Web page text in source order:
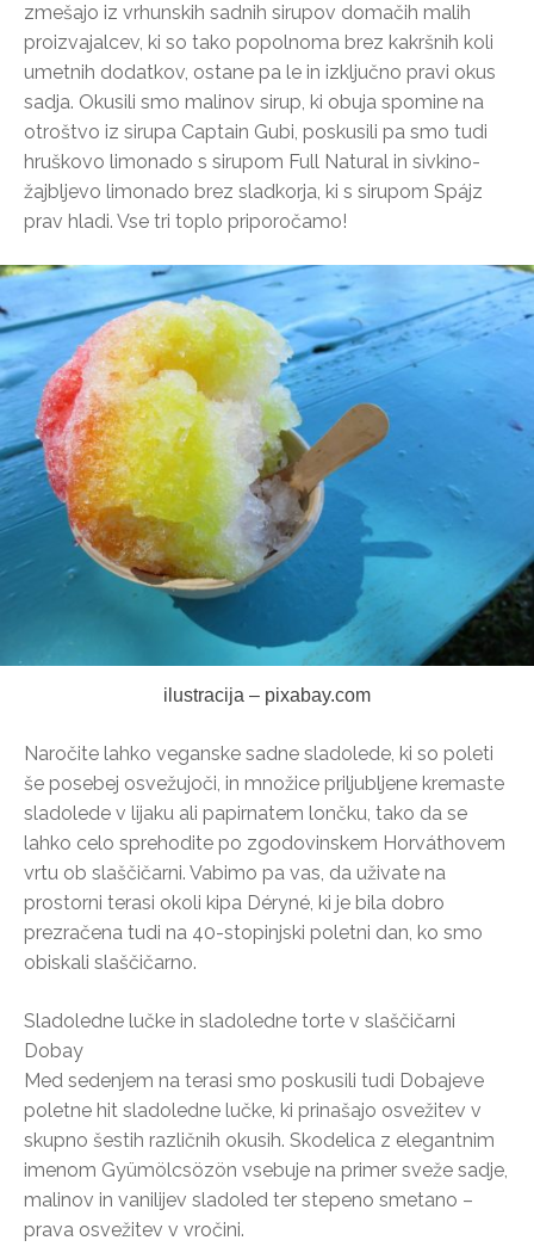
zmešajo iz vrhunskih sadnih sirupov domačih malih
proizvajalcev, ki so tako popolnoma brez kakršnih koli
umetnih dodatkov, ostane pa le in izključno pravi okus
sadja. Okusili smo malinov sirup, ki obuja spomine na
otroštvo iz sirupa Captain Gubi, poskusili pa smo tudi
hruškovo limonado s sirupom Full Natural in sivkino-
žajbljevo limonado brez sladkorja, ki s sirupom Spájz
prav hladi. Vse tri toplo priporočamo!
ilustracija – pixabay.com
Naročite lahko veganske sadne sladolede, ki so poleti
še posebej osvežujoči, in množice priljubljene kremaste
sladolede v lijaku ali papirnatem lončku, tako da se
lahko celo sprehodite po zgodovinskem Horváthovem
vrtu ob slaščičarni. Vabimo pa vas, da uživate na
prostorni terasi okoli kipa Déryné, ki je bila dobro
prezračena tudi na 40-stopinjski poletni dan, ko smo
obiskali slaščičarno.
Sladoledne lučke in sladoledne torte v slaščičarni
Dobay
Med sedenjem na terasi smo poskusili tudi Dobajeve
poletne hit sladoledne lučke, ki prinašajo osvežitev v
skupno šestih različnih okusih. Skodelica z elegantnim
imenom Gyümölcsözön vsebuje na primer sveže sadje,
malinov in vanilijev sladoled ter stepeno smetano –
prava osvežitev v vročini.